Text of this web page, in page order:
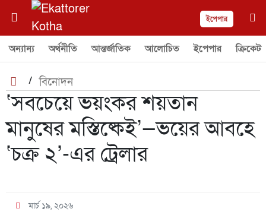
ইপেপার
অন্যান্য অর্থনীতি আন্তর্জাতিক আলোচিত ইপেপার ক্রিকেট
/বিনোদন
‘সবচেয়ে ভয়ংকর শয়তান
মানুষের মস্তিষ্কেই’—ভয়ের আবহে
‘চক্র ২’-এর ট্রেলার
মার্চ ১৯, ২০২৬